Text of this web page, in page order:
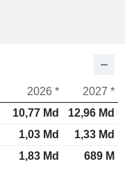
2026 *
2027 *
10,77 Md
12,96 Md
1,03 Md
1,33 Md
1,83 Md 689 M